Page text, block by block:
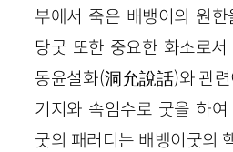
부에서 죽은 배뱅이의 원
당굿 또한 중요한 화소로서
동윤설화(洞允說話)와 관련
기지와 속임수로 굿을 하
굿의 패러디는 배뱅이굿의